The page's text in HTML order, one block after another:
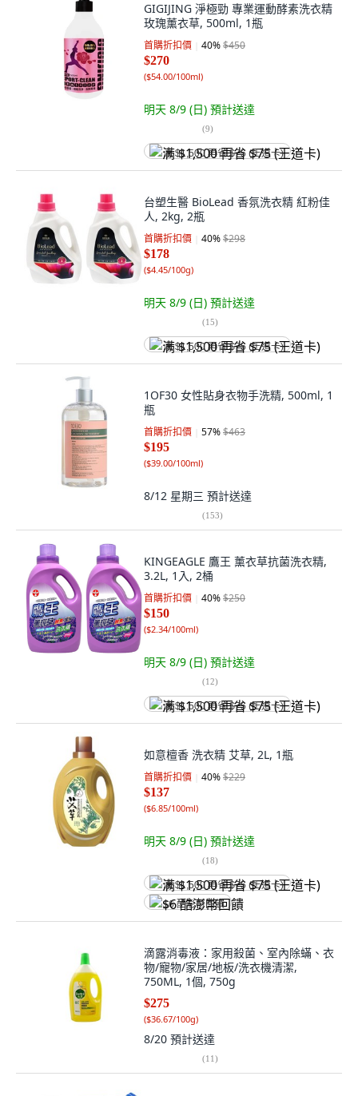
GIGIJING 淨極勁 專業運動酵素洗衣精
玫瑰薰衣草, 500ml, 1瓶
首購折扣價 40%$450
$270
($54.00/100ml)
明天 8/9 (日) 預計送達
(9)
满 $1,500 再省 $75 (王道卡)
台塑生醫 BioLead 香氛洗衣精 紅粉佳
人, 2kg, 2瓶
首購折扣價 40%$298
$178
($4.45/100g)
明天 8/9 (日) 預計送達
(15)
满 $1,500 再省 $75 (王道卡)
1OF30 女性貼身衣物手洗精, 500ml, 1
瓶
首購折扣價 57%$463
$195
($39.00/100ml)
8/12 星期三 預計送達
(153)
KINGEAGLE 鷹王 薰衣草抗菌洗衣精,
3.2L, 1入, 2桶
首購折扣價 40%$250
$150
($2.34/100ml)
明天 8/9 (日) 預計送達
(12)
满 $1,500 再省 $75 (王道卡)
如意檀香 洗衣精 艾草, 2L, 1瓶
首購折扣價 40%$229
$137
($6.85/100ml)
明天 8/9 (日) 預計送達
(18)
满 $1,500 再省 $75 (王道卡)
$6 酷澎幣回饋
滴露消毒液：家用殺菌、室內除蟎、衣
物/寵物/家居/地板/洗衣機清潔,
750ML, 1個, 750g
$275
($36.67/100g)
8/20 預計送達
(11)